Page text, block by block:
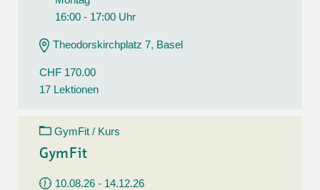
16:00 - 17:00 Uhr
Theodorskirchplatz 7, Basel
CHF 170.00
17 Lektionen
GymFit / Kurs
GymFit
10.08.26 - 14.12.26